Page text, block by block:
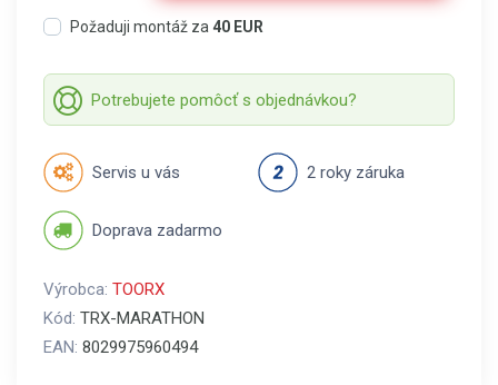
Požaduji montáž za 40 EUR
Potrebujete pomôcť s objednávkou?
Servis u vás 2 roky záruka
Doprava zadarmo
Výrobca: TOORX
Kód: TRX-MARATHON
EAN: 8029975960494